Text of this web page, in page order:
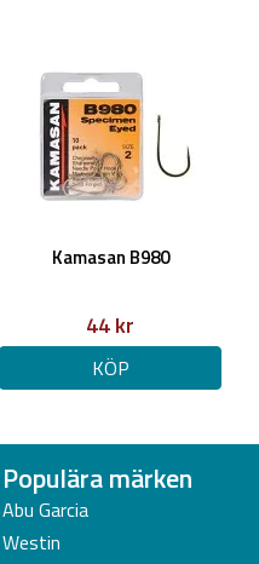
Kamasan B980
44 kr
KÖP
Populära märken
Abu Garcia
Westin